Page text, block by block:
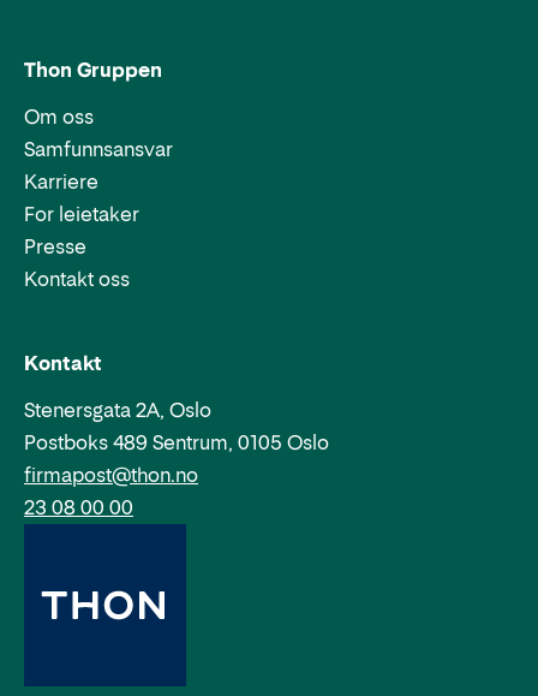
Thon Gruppen
Om oss
Samfunnsansvar
Karriere
For leietaker
Presse
Kontakt oss
Kontakt
Stenersgata 2A, Oslo
Postboks 489 Sentrum, 0105 Oslo
Epost:
firmapost@thon.no
Telefon:
23 08 00 00